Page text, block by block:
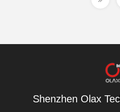
Shenzhen Olax